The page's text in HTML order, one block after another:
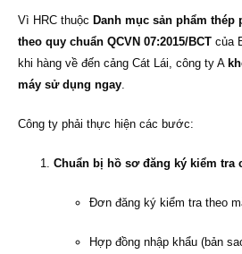
Vì HRC thuộc Danh mục sản phẩm
theo quy chuẩn QCVN 07:2015/BCT của
khi hàng về đến cảng Cát Lái, công ty A
máy sử dụng ngay
Công ty phải thực hiện các bước:
Chuẩn bị hồ sơ đăng ký kiểm tra
Đơn đăng ký kiểm tra theo
Hợp đồng nhập khẩu (bản